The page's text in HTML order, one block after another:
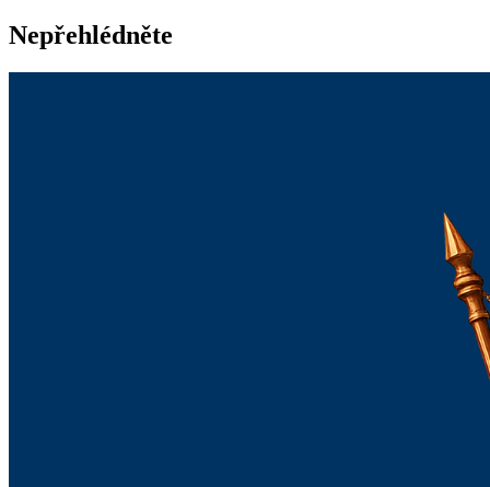
Nepřehlédněte